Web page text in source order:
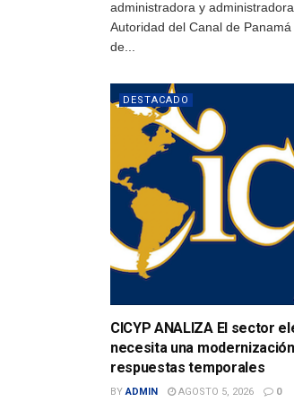
administradora y
Autoridad del Canal de
de...
DESTACADO
CICYP ANALIZA El sector
necesita una
respuestas temporales
BY ADMIN AGOSTO 5, 2026 0